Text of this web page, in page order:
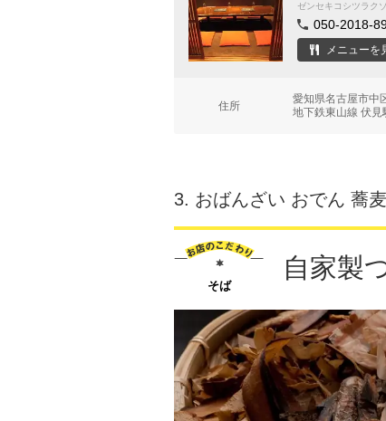
ゼンセキコシツラク
050-2018-
メニューを
住所
愛知県名古屋市
地下鉄東山線 伏
3. おばんざい おでん 蕎
そば
自家製